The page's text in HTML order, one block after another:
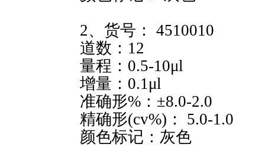
2、货号： 4510010
道数：12
量程：0.5-10μl
增量：0.1μl
准确形%：±8.0-2.0
精确形(cv%)： 5.0-1.0
颜色标记：灰色